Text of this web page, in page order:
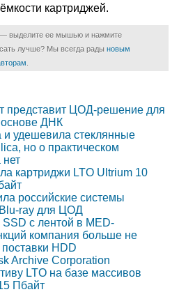
картриджей.
выделите ее мышью и нажмите
лучше? Мы всегда рады новым
представит ЦОД-решение для
ДНК
и удешевила стеклянные
но о практическом
нет
картриджи LTO Ultrium 10
российские системы
ray для ЦОД
SSD с лентой в MED-
компания больше не
HDD
Archive Corporation
LTO на базе массивов
Пбайт